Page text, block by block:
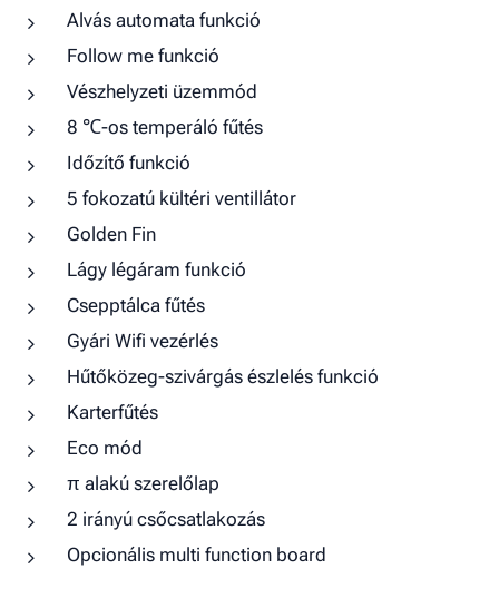
Alvás automata funkció
Follow me funkció
Vészhelyzeti üzemmód
8 ℃-os temperáló fűtés
Időzítő funkció
5 fokozatú kültéri ventillátor
Golden Fin
Lágy légáram funkció
Csepptálca fűtés
Gyári Wifi vezérlés
Hűtőközeg-szivárgás észlelés funkció
Karterfűtés
Eco mód
π alakú szerelőlap
2 irányú csőcsatlakozás
Opcionális multi function board